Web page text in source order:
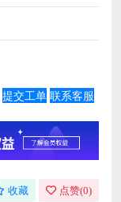
提交工单 联系客服
收藏 点赞(0)